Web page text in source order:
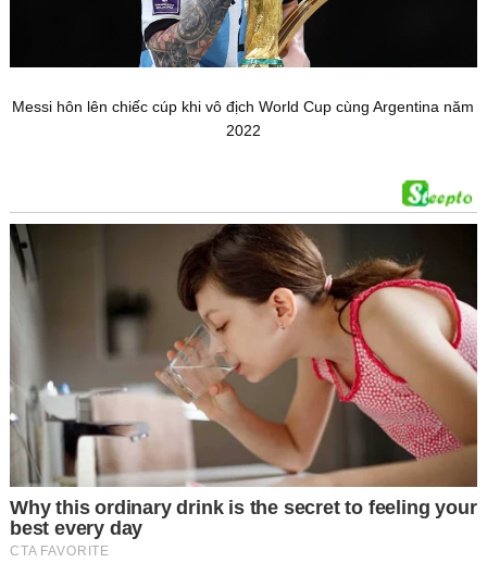
Messi hôn lên chiếc cúp khi vô địch World Cup cùng Argentina năm
2022